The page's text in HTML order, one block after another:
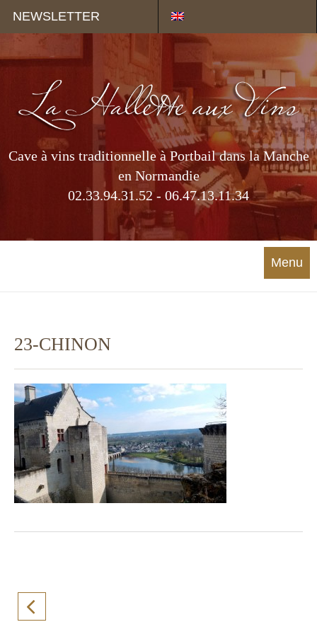
NEWSLETTER
Cave à vins traditionnelle à Portbail dans la Manche
en Normandie
02.33.94.31.52 - 06.47.13.11.34
Menu
23-CHINON
Panneau de gestion des cookies